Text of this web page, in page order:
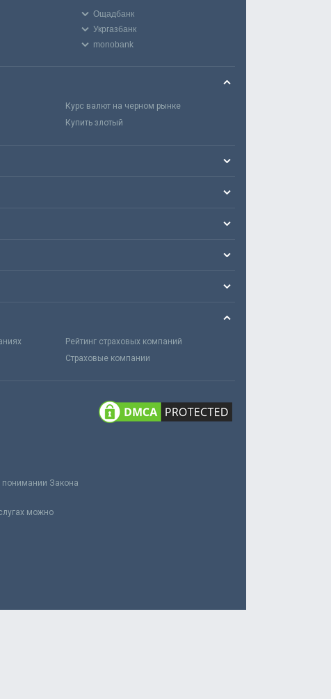
Ощадбанк
Укргазбанк
monobank
Курс валют на черном рынке
Купить злотый
Рейтинг страховых компаний
Страховые компании
понимании Закона
можно